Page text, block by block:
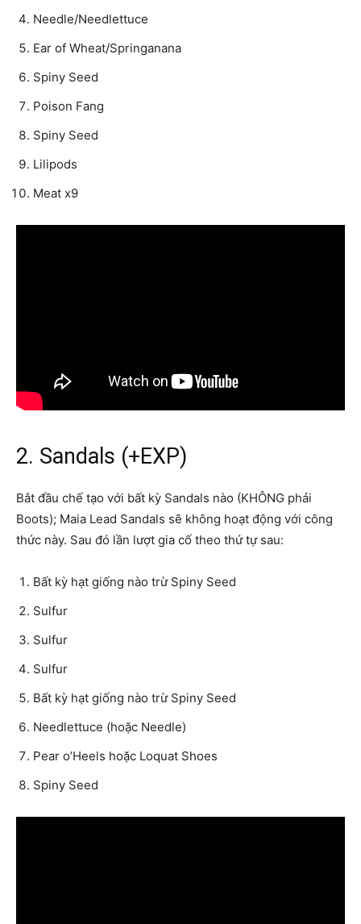
Needle/Needlettuce
Ear of Wheat/Springanana
Spiny Seed
Poison Fang
Spiny Seed
Lilipods
Meat x9
2. Sandals (+EXP)
Bắt đầu chế tạo với bất kỳ Sandals nào (KHÔNG phải
Boots); Maia Lead Sandals sẽ không hoạt động với công
thức này. Sau đó lần lượt gia cố theo thứ tự sau:
Bất kỳ hạt giống nào trừ Spiny Seed
Sulfur
Sulfur
Sulfur
Bất kỳ hạt giống nào trừ Spiny Seed
Needlettuce (hoặc Needle)
Pear o’Heels hoặc Loquat Shoes
Spiny Seed